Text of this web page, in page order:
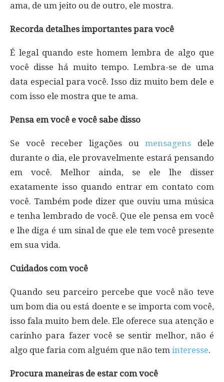
ama, de um jeito ou de outro, ele mostra.
Recorda detalhes importantes para você
É legal quando este homem lembra de algo que
você disse há muito tempo. Lembra-se de uma
data especial para você. Isso diz muito bem dele e
com isso ele mostra que te ama.
Pensa em você e você sabe disso
Se você receber ligações oumensagens dele
durante o dia, ele provavelmente estará pensando
em você. Melhor ainda, se ele lhe disser
exatamente isso quando entrar em contato com
você. Também pode dizer que ouviu uma música
e tenha lembrado de você. Que ele pensa em você
e lhe diga é um sinal de que ele tem você presente
em sua vida.
Cuidados com você
Quando seu parceiro percebe que você não teve
um bom dia ou está doente e se importa com você,
isso fala muito bem dele. Ele oferece sua atenção e
carinho para fazer você se sentir melhor, não é
algo que faria com alguém que não tem interesse.
Procura maneiras de estar com você